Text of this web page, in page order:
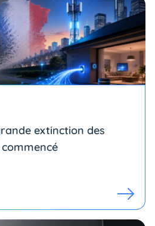
extinction des